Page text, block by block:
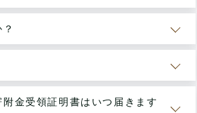
金受領証明書はいつ届きます